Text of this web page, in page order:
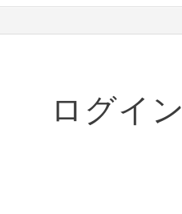
ログイン